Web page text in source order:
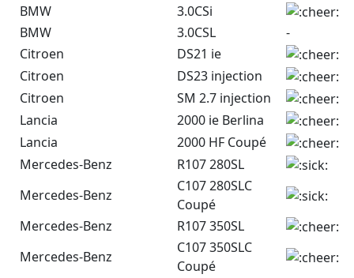
BMW
3.0CSi
BMW
3.0CSL
-
Citroen
DS21 ie
Citroen
DS23 injection
Citroen
SM 2.7 injection
Lancia
2000 ie Berlina
Lancia
2000 HF Coupé
Mercedes-Benz
R107 280SL
Mercedes-Benz
C107 280SLC
Coupé
Mercedes-Benz
R107 350SL
Mercedes-Benz
C107 350SLC
Coupé